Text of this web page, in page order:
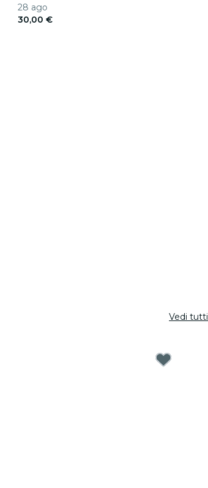
28 ago
30,00 €
Vedi tutti